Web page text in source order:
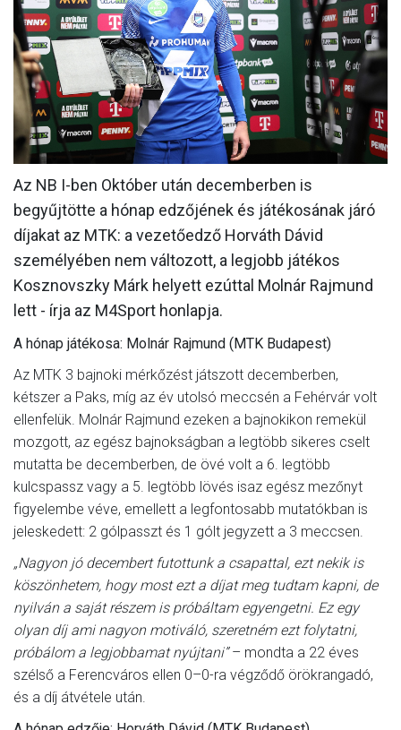
MÉRKŐZÉSEK
KLUB
GALÉRIA
SZURKOLÓI ÉLMÉNYEK
AKKREDITÁCIÓ
Az NB I-ben Október után decemberben is
begyűjtötte a hónap edzőjének és játékosának járó
díjakat az MTK: a vezetőedző Horváth Dávid
személyében nem változott, a legjobb játékos
Kosznovszky Márk helyett ezúttal Molnár Rajmund
lett - írja az M4Sport honlapja.
A hónap játékosa: Molnár Rajmund (MTK Budapest)
Az MTK 3 bajnoki mérkőzést játszott decemberben,
kétszer a Paks, míg az év utolsó meccsén a Fehérvár volt
ellenfelük. Molnár Rajmund ezeken a bajnokikon remekül
mozgott, az egész bajnokságban a legtöbb sikeres cselt
mutatta be decemberben, de övé volt a 6. legtöbb
kulcspassz vagy a 5. legtöbb lövés isaz egész mezőnyt
figyelembe véve, emellett a legfontosabb mutatókban is
jeleskedett: 2 gólpasszt és 1 gólt jegyzett a 3 meccsen.
„Nagyon jó decembert futottunk a csapattal, ezt nekik is
köszönhetem, hogy most ezt a díjat meg tudtam kapni, de
nyilván a saját részem is próbáltam egyengetni. Ez egy
olyan díj ami nagyon motiváló, szeretném ezt folytatni,
próbálom a legjobbamat nyújtani”– mondta a 22 éves
szélső a Ferencváros ellen 0–0-ra végződő örökrangadó,
és a díj átvétele után.